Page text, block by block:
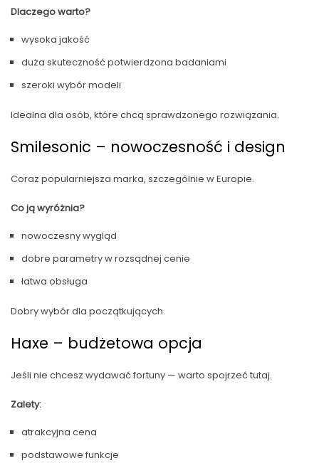
Dlaczego warto?
wysoka jakość
duża skuteczność potwierdzona badaniami
szeroki wybór modeli
Idealna dla osób, które chcą sprawdzonego rozwiązania.
Smilesonic – nowoczesność i design
Coraz popularniejsza marka, szczególnie w Europie.
Co ją wyróżnia?
nowoczesny wygląd
dobre parametry w rozsądnej cenie
łatwa obsługa
Dobry wybór dla początkujących.
Haxe – budżetowa opcja
Jeśli nie chcesz wydawać fortuny — warto spojrzeć tutaj.
Zalety:
atrakcyjna cena
podstawowe funkcje